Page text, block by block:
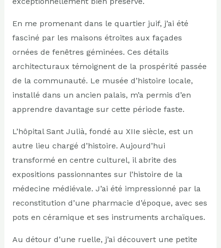
En me promenant dans le quartier juif, j’ai été
fasciné par les maisons étroites aux façades
ornées de fenêtres géminées. Ces détails
architecturaux témoignent de la prospérité passée
de la communauté. Le musée d’histoire locale,
installé dans un ancien palais, m’a permis d’en
apprendre davantage sur cette période faste.
L’hôpital Sant Julià, fondé au XIIe siècle, est un
autre lieu chargé d’histoire. Aujourd’hui
transformé en centre culturel, il abrite des
expositions passionnantes sur l’histoire de la
médecine médiévale. J’ai été impressionné par la
reconstitution d’une pharmacie d’époque, avec ses
pots en céramique et ses instruments archaïques.
Au détour d’une ruelle, j’ai découvert une petite